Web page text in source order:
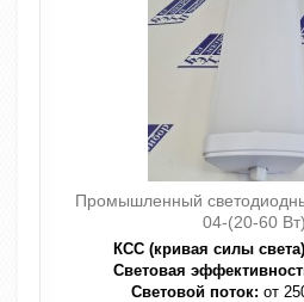
Промышленный
04-(20-60
КСС (кривая силы
Световая
Световой поток: от